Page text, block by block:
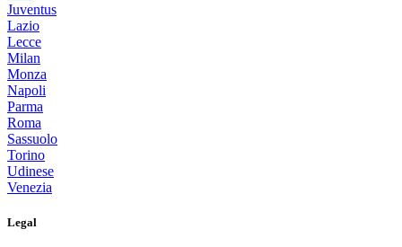
Juventus
Lazio
Lecce
Milan
Monza
Napoli
Parma
Roma
Sassuolo
Torino
Udinese
Venezia
Legal